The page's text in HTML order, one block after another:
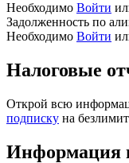
Необходимо Войти
Задолженность по
Необходимо Войти
Налоговые
Открой всю
подписку на
Информация